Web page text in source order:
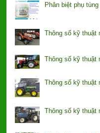
Phân biệt phụ
Thông số kỹ thuật
Thông số kỹ thuật
Thông số kỹ thuật
Thông số kỹ thuật